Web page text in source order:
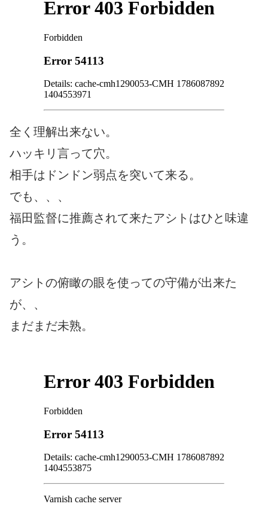
全く理解出来ない。
ハッキリ言って穴。
相手はドンドン弱点を突いて来る。
でも、、、
福田監督に推薦されて来たアシトはひと味違
う。
アシトの俯瞰の眼を使っての守備が出来た
が、、
まだまだ未熟。